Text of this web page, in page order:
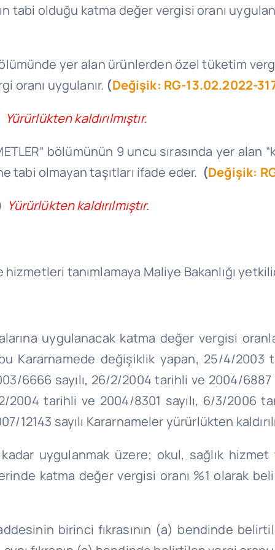
tabi olduğu katma değer vergisi oranı
bölümünde yer alan ürünlerden özel tüketim
oranı uygulanır. (Değişik: RG-13.02.2022-
Yürürlükten kaldırılmıştır.
bölümünün 9 uncu sırasında yer alan
tabi olmayan taşıtları ifade eder. (Değişik:
Yürürlükten kaldırılmıştır.
tanımlamaya Maliye Bakanlığı
uygulanacak katma değer vergisi
Kararnamede değişiklik yapan, 25/4/
6666 sayılı, 26/2/2004 tarihli ve 2004/6887
2004 tarihli ve 2004/8301 sayılı, 6/3/2006
12143 sayılı Kararnameler yürürlükten
uygulanmak üzere; okul, sağlık
katma değer vergisi oranı %1 olarak
birinci fıkrasının (a) bendinde